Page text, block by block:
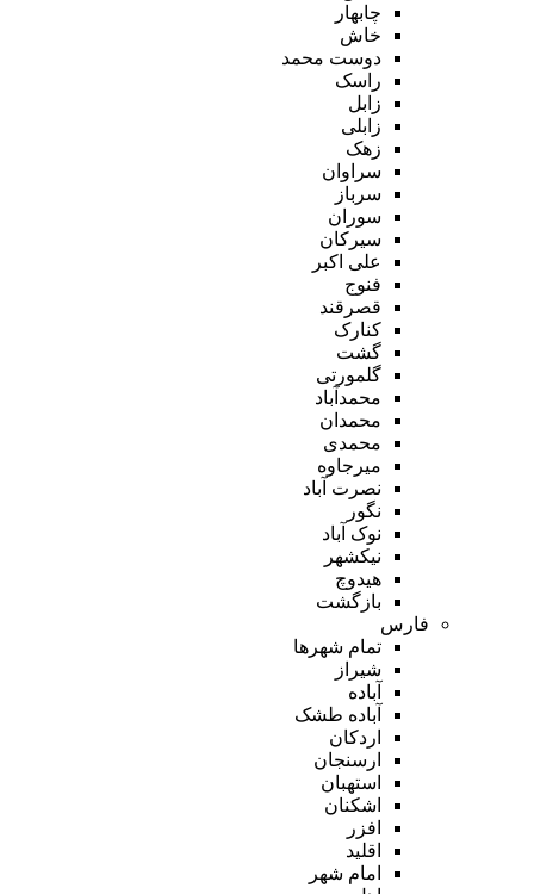
چابهار
خاش
دوست محمد
راسک
زابل
زابلی
زهک
سراوان
سرباز
سوران
سیرکان
علی اکبر
فنوج
قصرقند
کنارک
گشت
گلمورتی
محمدآباد
محمدان
محمدی
میرجاوه
نصرت آباد
نگور
نوک آباد
نیکشهر
هیدوچ
بازگشت
فارس
تمام شهر‌ها
شیراز
آباده
آباده طشک
اردکان
ارسنجان
استهبان
اشکنان
افزر
اقلید
امام شهر